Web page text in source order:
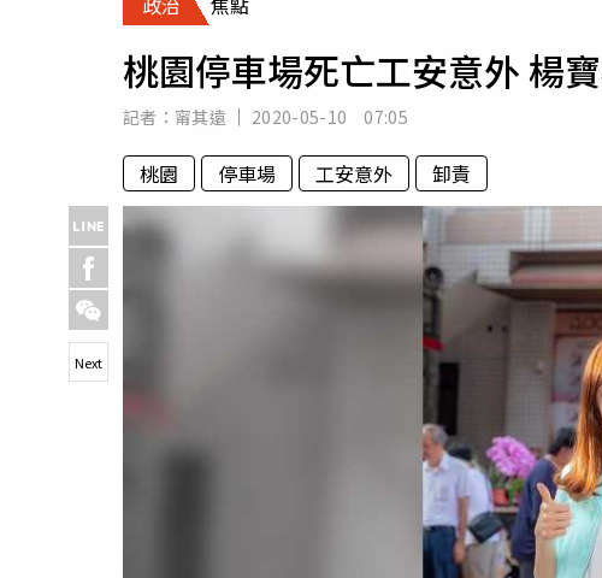
專欄
房產新勢力
桃園停車場死亡工安意外 楊
記者： 甯其遠 2020-05-10 07:05
桃園 停車場 工安意外 卸責
Next